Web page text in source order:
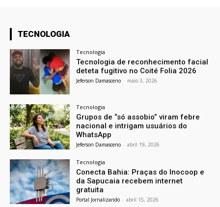
TECNOLOGIA
Tecnologia
Tecnologia de reconhecimento facial
deteta fugitivo no Coité Folia 2026
Jeferson Damasceno - maio 3, 2026
Tecnologia
Grupos de “só assobio” viram febre
nacional e intrigam usuários do
WhatsApp
Jeferson Damasceno - abril 19, 2026
Tecnologia
Conecta Bahia: Praças do Inocoop e
da Sapucaia recebem internet
gratuita
Portal Jornalizando - abril 15, 2026